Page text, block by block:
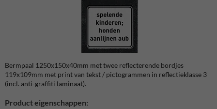
Bermpaal 1250x150x40mm met twee reflecterende bordjes
119x109mm met print van tekst / pictogrammen in reflectieklasse 3
(incl. anti-graffiti laminaat).
Product eigenschappen: